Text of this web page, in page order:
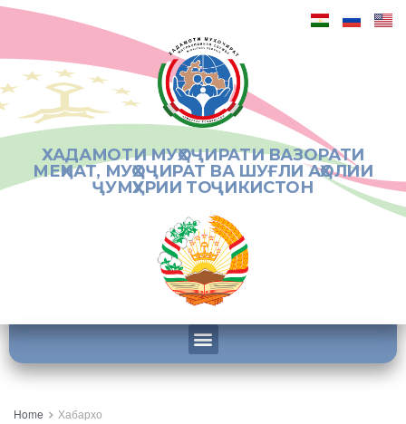
ХАДАМОТИ МУҲОҶИРАТИ ВАЗОРАТИ
МЕҲНАТ, МУҲОҶИРАТ ВА ШУҒЛИ АҲОЛИИ
ҶУМҲУРИИ ТОҶИКИСТОН
Home Хабархо